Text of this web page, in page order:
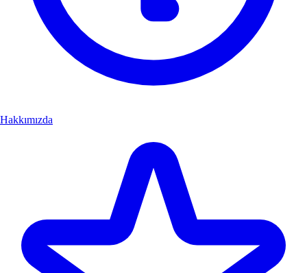
Hakkımızda